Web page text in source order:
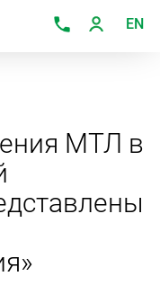
EN
МТЛ в